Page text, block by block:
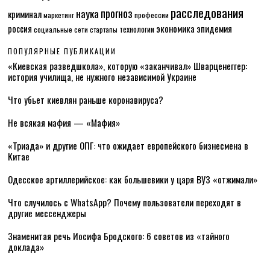
криминалмаркетинг наукапрогноз профессии расследования
россия социальные сети стартапы технологии экономика эпидемия
ПОПУЛЯРНЫЕ ПУБЛИКАЦИИ
«Киевская разведшкола», которую «заканчивал» Шварценеггер:
история училища, не нужного независимой Украине
Что убьет киевлян раньше коронавируса?
Не всякая мафия — «Мафия»
«Триада» и другие ОПГ: что ожидает европейского бизнесмена в
Китае
Одесское артиллерийское: как большевики у царя ВУЗ «отжимали»
Что случилось с WhatsApp? Почему пользователи переходят в
другие мессенджеры
Знаменитая речь Иосифа Бродского: 6 советов из «тайного
доклада»